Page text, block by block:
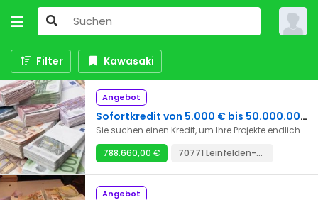
Filter Kawasaki
Angebot
Sofortkredit von 5.000 € bis 50.000.000 € innerhalb von 48 Stunden
Sie suchen einen Kredit, um Ihre Projekte endlich zu realisieren? Wir bieten Kredite zu sehr niedrigen Zinssätzen von 2 % von 2000 € bis zu 50.000.000 € an. Wir vergeben Kredite für alle Länder der Welt. Nachfolgend finden Sie die Arten von Darlehen, die wir anbieten.*Privatdarlehen *Business-Darlehen *die Bürgschaft des Darlehens * unbesicherte Kredite *Business-Darlehen *Studiendarlehen *Hypothek *Konsolidierungsdarlehen *Arbeitsdarlehen *Zur Begleichung von Darlehensschulden *Investitionsdarlehen Wenn Sie sehr an unseren Dienstleistungen interessiert sind und ein Darlehen von uns benötigen, kontaktieren Sie uns bitte: bertaud.gilles1943@gmail.com
788.660,00 €
70771 Leinfelden-Echterdingen
Angebot